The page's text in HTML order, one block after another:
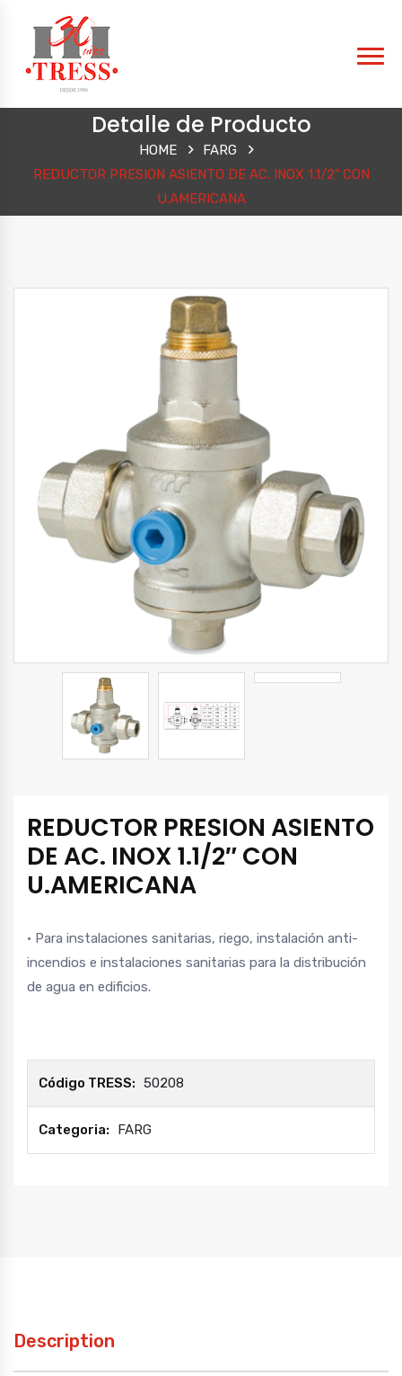
Detalle de Producto
HOME
FARG
REDUCTOR PRESION ASIENTO DE AC. INOX 1.1/2″ CON
U.AMERICANA
REDUCTOR PRESION ASIENTO
DE AC. INOX 1.1/2″ CON
U.AMERICANA
• Para instalaciones sanitarias, riego, instalación anti-
incendios e instalaciones sanitarias para la distribución
de agua en edificios.
Código TRESS: 50208
Categoria: FARG
Description